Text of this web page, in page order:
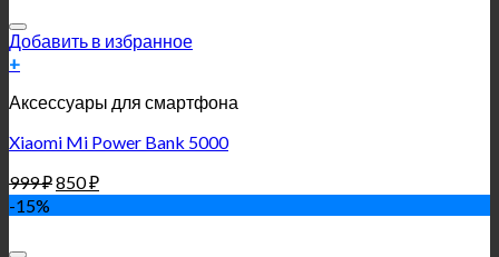
Добавить в избранное
+
Аксессуары для смартфона
Xiaomi Mi Power Bank 5000
999₽850₽
-15%